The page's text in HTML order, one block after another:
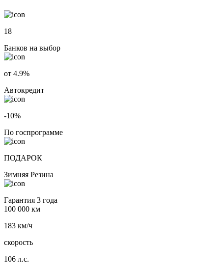
18
Банков на выбор
от 4.9%
Автокредит
-10%
По госпрограмме
ПОДАРОК
Зимняя Резина
Гарантия 3 года
100 000 км
183 км/ч
скорость
106 л.с.